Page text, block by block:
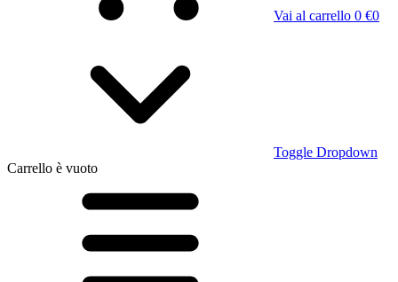
Vai al carrello 0 €0
Toggle Dropdown
Carrello è vuoto